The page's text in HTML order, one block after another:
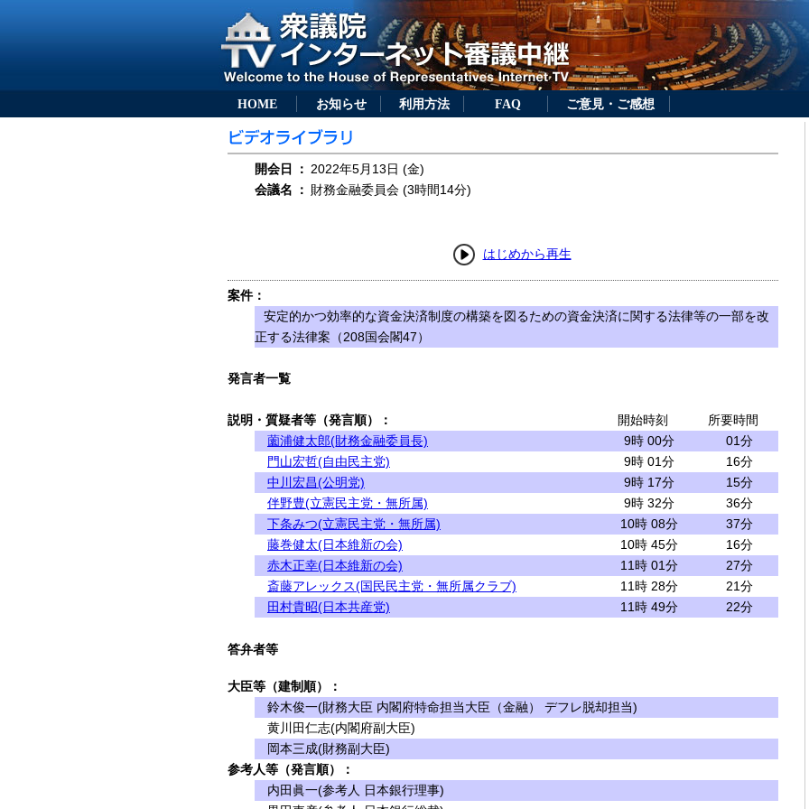
HOME お知らせ 利用方法 FAQ ご意見・ご感想
開会日 ： 2022年5月13日 (金)
会議名
： 財務金融委員会 (3時間14分)
はじめから再生
案件：
安定的かつ効率的な資金決済制度の構築を図るための資金決済に関する法律等の一部を改
正する法律案（208国会閣47）
発言者一覧
説明・質疑者等（発言順）： 開始時刻
所要時間
薗浦健太郎(財務金融委員長)
9時 00分
01分
門山宏哲(自由民主党)
9時 01分
16分
中川宏昌(公明党)
9時 17分
15分
伴野豊(立憲民主党・無所属)
9時 32分
36分
下条みつ(立憲民主党・無所属)
10時 08分
37分
藤巻健太(日本維新の会)
10時 45分
16分
赤木正幸(日本維新の会)
11時 01分
27分
斎藤アレックス(国民民主党・無所属クラブ)
11時 28分
21分
田村貴昭(日本共産党)
11時 49分 22分
答弁者等
大臣等（建制順）：
鈴木俊一(財務大臣 内閣府特命担当大臣（金融） デフレ脱却担当)
黄川田仁志(内閣府副大臣)
岡本三成(財務副大臣)
参考人等（発言順）：
内田眞一(参考人 日本銀行理事)